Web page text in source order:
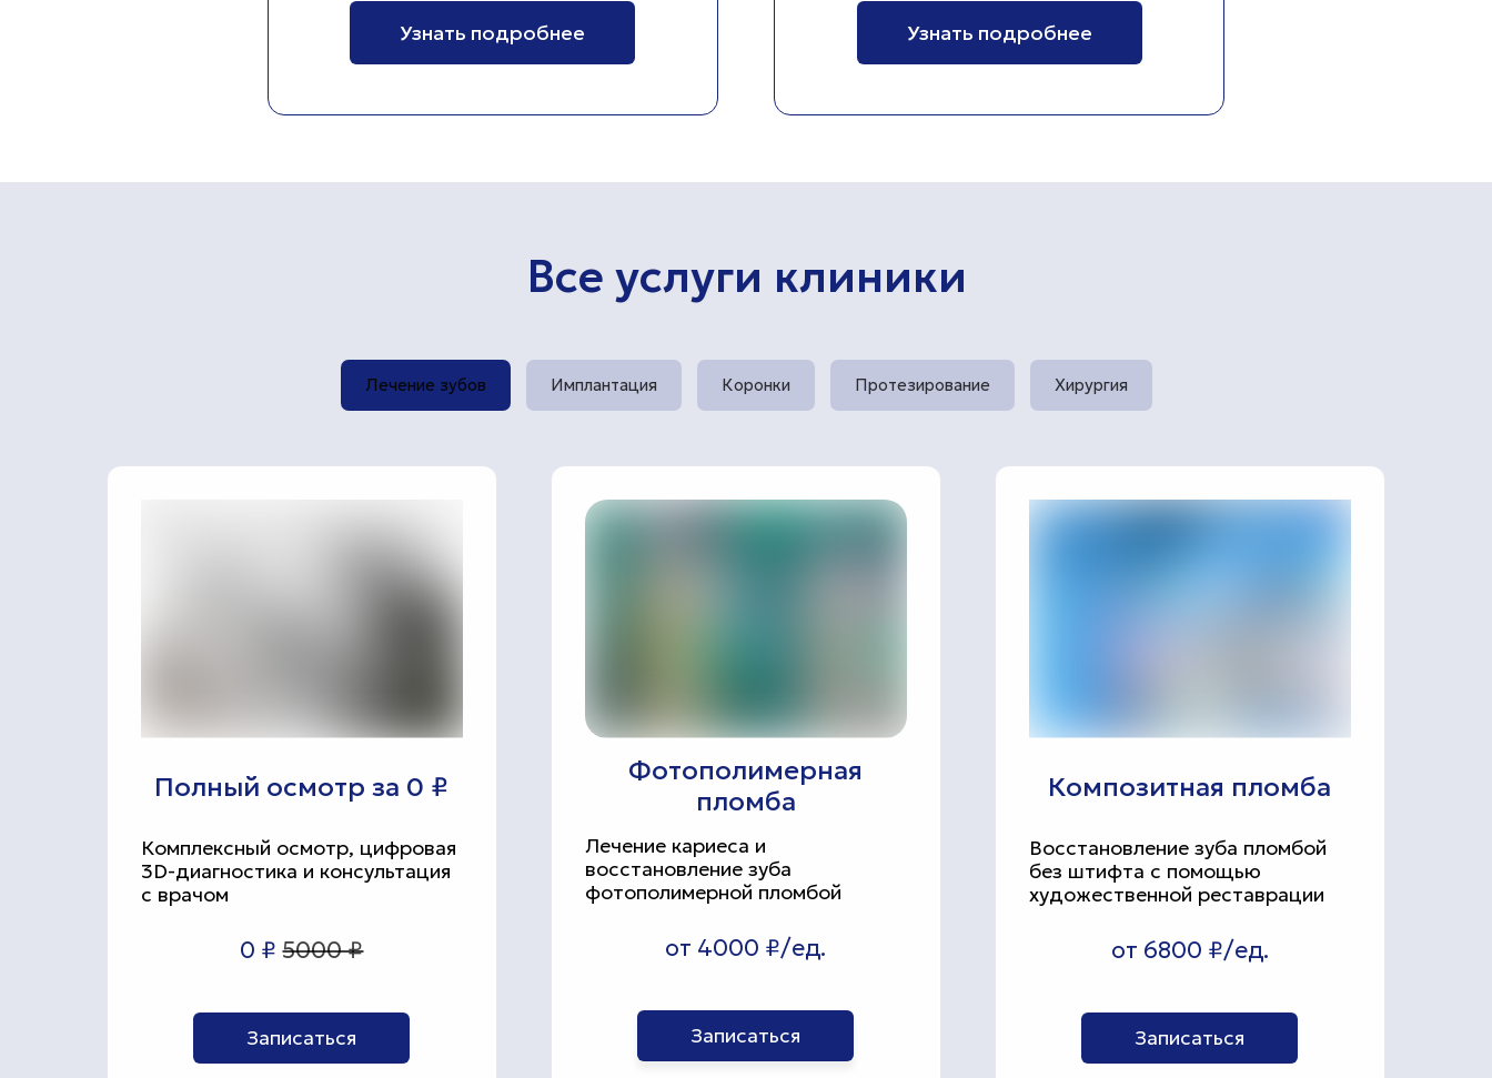
Узнать подробнее Узнать подробнее
Все услуги клиники
Лечение зубов Имплантация Коронки Протезирование Хирургия
Полный осмотр за 0 ₽
Комплексный осмотр, цифровая
3D-диагностика и консультация
с врачом
0 ₽5000 ₽
Записаться
Фотополимерная
пломба
Лечение кариеса и
восстановление зуба
фотополимерной пломбой
от 4000 ₽/ед.
Записаться
Композитная пломба
Восстановление зуба пломбой
без штифта с помощью
художественной реставрации
от 6800 ₽/ед.
Записаться